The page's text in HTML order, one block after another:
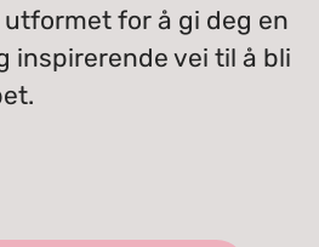
utformet for å gi deg en
inspirerende vei til å bli